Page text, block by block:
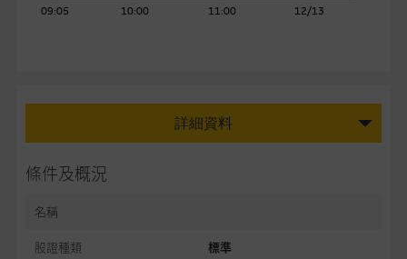
09:05 10:00 11:00 12/13
詳細資料
條件及概況
名稱
股證種類 標準